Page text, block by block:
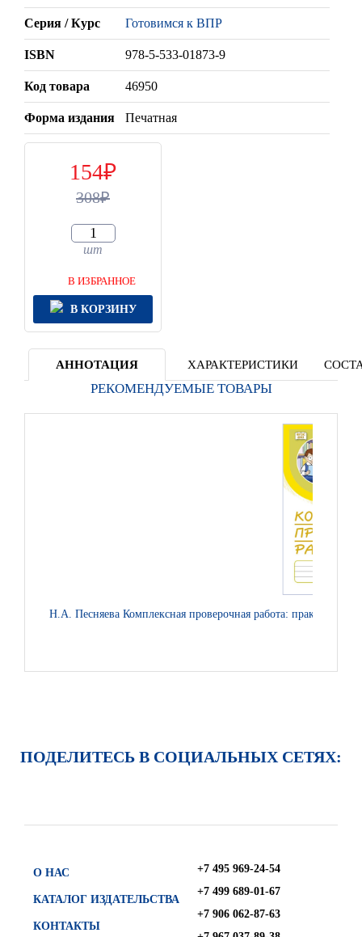
Серия / Курс Готовимся к ВПР
ISBN 978-5-533-01873-9
Код товара 46950
Форма издания Печатная
154
308
шт
В ИЗБРАННОЕ
В КОРЗИНУ
АННОТАЦИЯ ХАРАКТЕРИСТИКИ
РЕКОМЕНДУЕМЫЕ ТОВАРЫ
Н.А. Песняева Комплексная проверочная работа:
ПОДЕЛИТЕСЬ В СОЦИАЛЬНЫХ СЕТЯХ:
О НАС
КАТАЛОГ ИЗДАТЕЛЬСТВА
КОНТАКТЫ
+7 495 969-24-54
+7 499 689-01-67
+7 906 062-87-63